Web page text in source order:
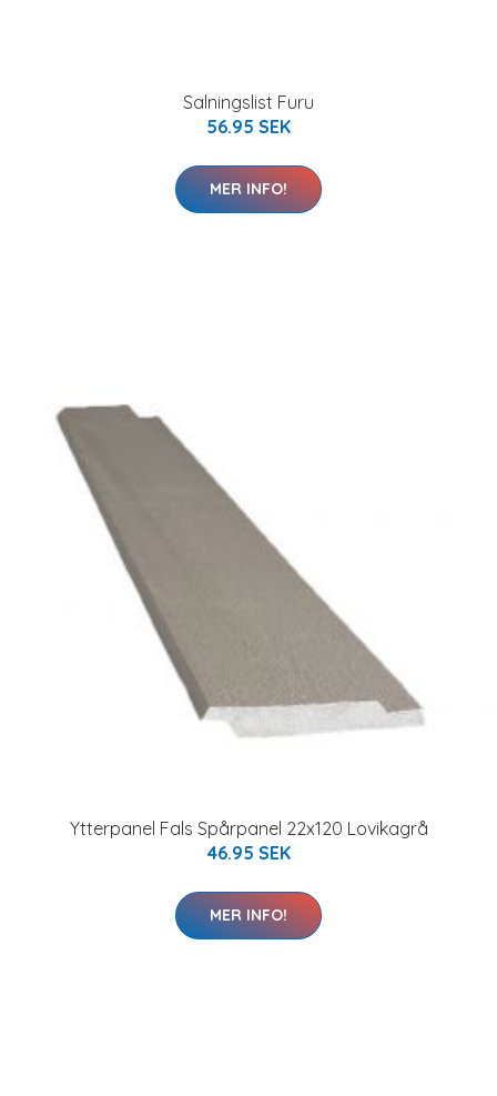
Salningslist Furu
56.95 SEK
MER INFO!
Ytterpanel Fals Spårpanel 22x120 Lovikagrå
46.95 SEK
MER INFO!